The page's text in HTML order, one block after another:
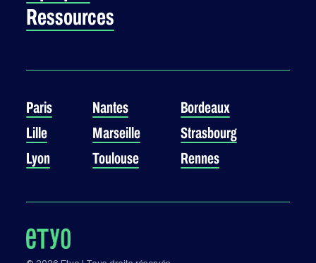
Ressources
Paris
Lille
Lyon
Nantes
Marseille
Toulouse
Bordeaux
Strasbourg
Rennes